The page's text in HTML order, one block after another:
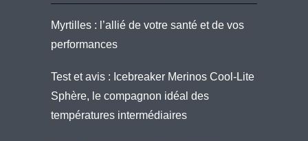
Myrtilles : l’allié de votre santé et de vos
performances
Test et avis : Icebreaker Merinos Cool-Lite
Sphère, le compagnon idéal des
températures intermédiaires